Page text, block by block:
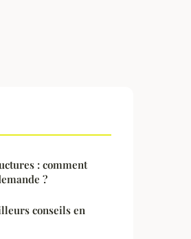
: comment
?
conseils en